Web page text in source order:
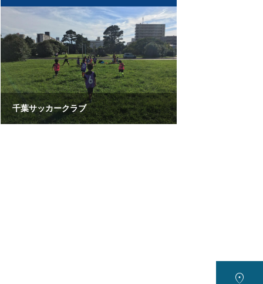
千葉サッカークラブ
